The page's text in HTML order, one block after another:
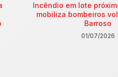
Incêndio em lote
mobiliza bombeiros
Barroso
01/07/2026